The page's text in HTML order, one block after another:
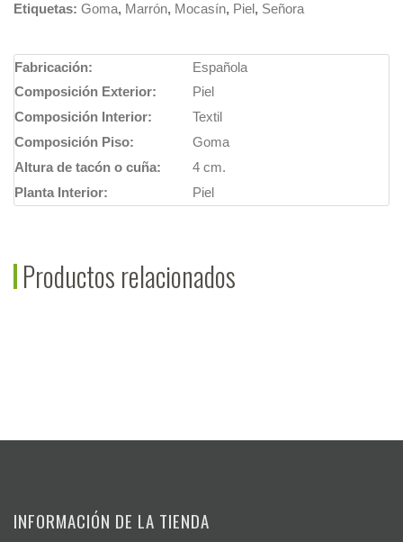
Etiquetas: Goma, Marrón, Mocasín, Piel, Señora
Fabricación:
Española
Composición Exterior:
Piel
Composición Interior:
Textil
Composición Piso:
Goma
Altura de tacón o cuña:
4 cm.
Planta Interior:
Piel
Productos relacionados
INFORMACIÓN DE LA TIENDA